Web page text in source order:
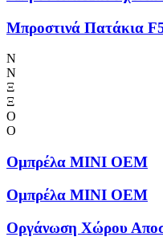
Μπροστινά Πατάκια
Ν
Ν
Ξ
Ξ
Ο
Ο
Ομπρέλα MINI OEM
Ομπρέλα MINI OEM
Οργάνωση Χώρου